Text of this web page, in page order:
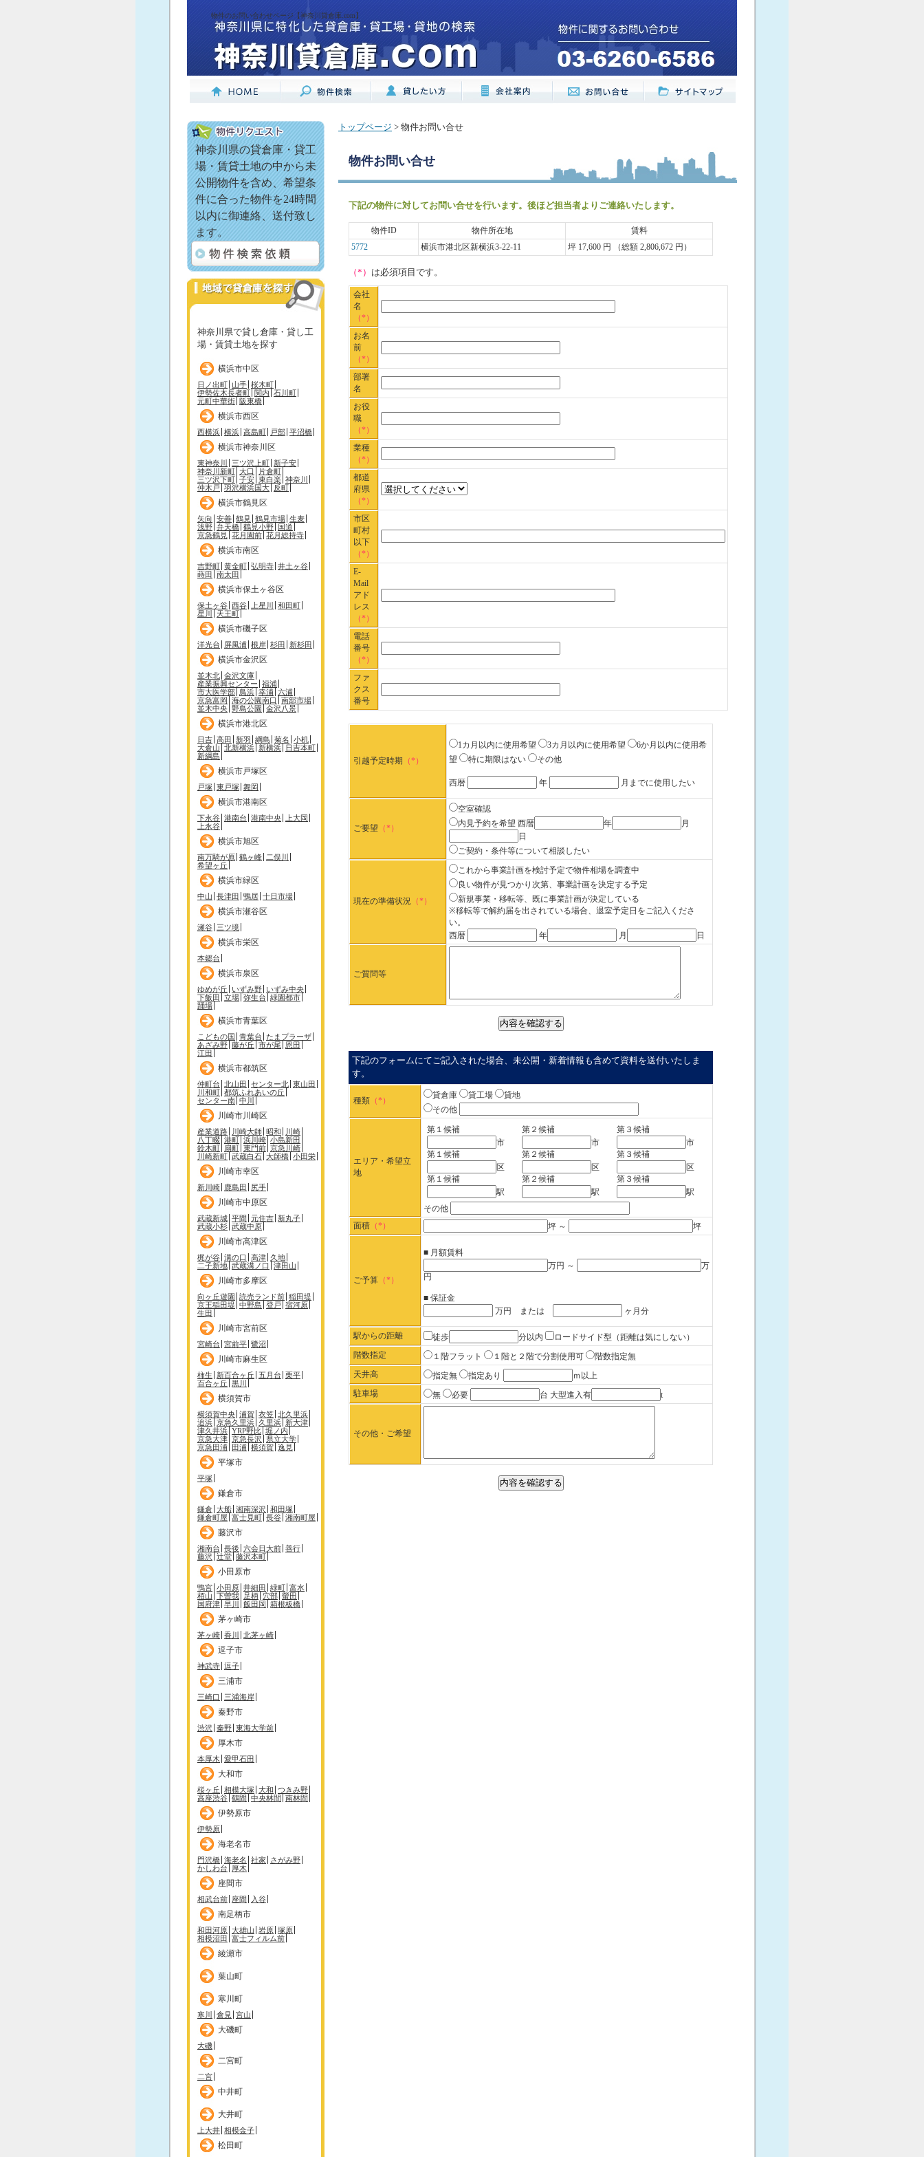
物件のお問い合わせページ【神奈川貸倉庫.com】
神奈川県の貸倉庫・貸工
場・賃貸土地の中から未
公開物件を含め、希望条
件に合った物件を24時間
以内に御連絡、送付致し
ます。
神奈川県で貸し倉庫・貸し工
場・賃貸土地を探す
横浜市中区
日ノ出町 山手 桜木町
伊勢佐木長者町 関内 石川町
元町中華街 阪東橋
横浜市西区
西横浜 横浜 高島町 戸部 平沼橋
横浜市神奈川区
東神奈川 三ツ沢上町 新子安
神奈川新町 大口
片倉町
三ツ沢下町 子安 東白楽 神奈川
仲木戸 羽沢横浜国大 反町
横浜市鶴見区
矢向 安善 鶴見 鶴見市場 生麦
浅野 弁天橋 鶴見小野
国道
京急鶴見
花月園前 花月総持寺
横浜市南区
吉野町 黄金町 弘明寺 井土ヶ谷
蒔田 南太田
横浜市保土ヶ谷区
保土ヶ谷 西谷 上星川
和田町
星川
天王町
横浜市磯子区
洋光台 屏風浦 根岸 杉田 新杉田
横浜市金沢区
並木北 金沢文庫
産業振興センター 福浦
市大医学部 鳥浜 幸浦 六浦
京急富岡 海の公園南口
南部市場
並木中央 野島公園 金沢八景
横浜市港北区
日吉 高田 新羽 綱島 菊名 小机
大倉山 北新横浜 新横浜 日吉本町
新綱島
横浜市戸塚区
戸塚 東戸塚 舞岡
横浜市港南区
下永谷 港南台 港南中央
上大岡
上永谷
横浜市旭区
南万騎が原 鶴ヶ峰 二俣川
希望ヶ丘
横浜市緑区
中山 長津田 鴨居 十日市場
横浜市瀬谷区
瀬谷 三ツ境
横浜市栄区
本郷台
横浜市泉区
ゆめが丘 いずみ野 いずみ中央
下飯田 立場 弥生台 緑園都市
踊場
横浜市青葉区
こどもの国 青葉台 たまプラーザ
あざみ野 藤が丘 市が尾
恩田
江田
横浜市都筑区
仲町台 北山田 センター北 東山田
川和町 都筑ふれあいの丘
センター南 中川
川崎市川崎区
産業道路 川崎大師 昭和
川崎
八丁畷 港町 浜川崎 小島新田
鈴木町 扇町 東門前 京急川崎
川崎新町 武蔵白石 大師橋 小田栄
川崎市幸区
新川崎 鹿島田 尻手
川崎市中原区
武蔵新城 平間 元住吉 新丸子
武蔵小杉 武蔵中原
川崎市高津区
梶が谷 溝の口 高津 久地
二子新地 武蔵溝ノ口 津田山
川崎市多摩区
向ヶ丘遊園 読売ランド前 稲田堤
京王稲田堤 中野島 登戸 宿河原
生田
川崎市宮前区
宮崎台 宮前平 鷺沼
川崎市麻生区
柿生 新百合ヶ丘 五月台 栗平
百合ヶ丘 黒川
横須賀市
横須賀中央 浦賀 衣笠 北久里浜
追浜 京急久里浜 久里浜 新大津
津久井浜 YRP野比 堀ノ内
京急大津 京急長沢
県立大学
京急田浦
田浦 横須賀 逸見
平塚市
平塚
鎌倉市
鎌倉 大船 湘南深沢 和田塚
鎌倉町屋 富士見町 長谷 湘南町屋
藤沢市
湘南台 長後 六会日大前 善行
藤沢 辻堂 藤沢本町
小田原市
鴨宮 小田原 井細田 緑町 富水
栢山 下曽我 足柄 穴部 螢田
国府津 早川 飯田岡 箱根板橋
茅ヶ崎市
茅ヶ崎 香川 北茅ヶ崎
逗子市
神武寺 逗子
三浦市
三崎口 三浦海岸
秦野市
渋沢 秦野 東海大学前
厚木市
本厚木 愛甲石田
大和市
桜ヶ丘 相模大塚 大和 つきみ野
高座渋谷 鶴間 中央林間 南林間
伊勢原市
伊勢原
海老名市
門沢橋 海老名 社家
さがみ野
かしわ台
厚木
座間市
相武台前 座間 入谷
南足柄市
和田河原 大雄山 岩原 塚原
相模沼田 富士フィルム前
綾瀬市
葉山町
寒川町
寒川 倉見 宮山
大磯町
大磯
二宮町
二宮
中井町
大井町
上大井 相模金子
松田町
トップページ > 物件お問い合せ
物件お問い合せ
下記の物件に対してお問い合せを行います。後ほど担当者よりご連絡いたします。
物件ID 物件所在地
賃料
5772
横浜市港北区新横浜3-22-11 坪 17,600 円 （総額 2,806,672 円）
（*） は必須項目です。
会社
名
（*）
お名
前
（*）
部署
名
お役
職
（*）
業種
（*）
都道
府県
（*）
市区
町村
以下
（*）
E-
Mail
アド
レス
（*）
電話
番号
（*）
ファ
クス
番号
引越予定時期 （*）
1カ月以内に使用希望 3カ月以内に使用希望
6か月以内に使用希
望
特に期限はない その他
西暦 年 月までに使用したい
ご要望 （*）
空室確認
内見予約を希望 西暦 年
月
日
ご契約・条件等について相談したい
現在の準備状況 （*）
これから事業計画を検討予定で物件相場を調査中
良い物件が見つかり次第、事業計画を決定する予定
新規事業・移転等、既に事業計画が決定している
※移転等で解約届を出されている場合、退室予定日をご記入くださ
い。
西暦
年 月 日
ご質問等
下記のフォームにてご記入された場合、未公開・新着情報も含めて資料を送付いたしま
す。
種類 （*）
貸倉庫 貸工場
貸地
その他
エリア・希望立
地
第１候補
市
第１候補
区
第１候補
駅
第２候補
市
第２候補
区
第２候補
駅
第３候補
市
第３候補
区
第３候補
駅
その他
面積 （*） 坪 ～ 坪
ご予算 （*）
■ 月額賃料
万円 ～
万
円
■ 保証金
万円 または
ヶ月分
駅からの距離 徒歩 分以内
ロードサイド型（距離は気にしない）
階数指定
１階フラット １階と２階で分割使用可
階数指定無
天井高
指定無 指定あり
ｍ以上
駐車場
無 必要 台 大型進入有 t
その他・ご希望